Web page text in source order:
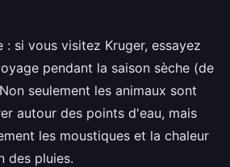
: si vous visitez Kruger, essayez
pendant la saison sèche (de
seulement les animaux sont
autour des points d'eau, mais
les moustiques et la chaleur
des pluies.